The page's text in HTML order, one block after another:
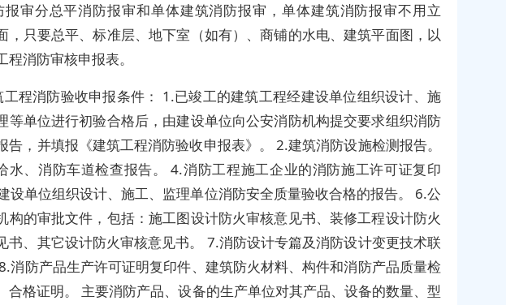
报审分总平消防报审和单体建筑消防报审，单体建筑消防报审不用立
，只要总平、标准层、地下室（如有）、商铺的水电、建筑平面图，以
程消防审核申报表。
工程消防验收申报条件： 1.已竣工的建筑工程经建设单位组织设计、施
等单位进行初验合格后，由建设单位向公安消防机构提交要求组织消防
告，并填报《建筑工程消防验收申报表》。 2.建筑消防设施检测报告。
水、消防车道检查报告。 4.消防工程施工企业的消防施工许可证复印
设单位组织设计、施工、监理单位消防安全质量验收合格的报告。 6.公
构的审批文件，包括：施工图设计防火审核意见书、装修工程设计防火
书、其它设计防火审核意见书。 7.消防设计专篇及消防设计变更技术联
消防产品生产许可证明复印件、建筑防火材料、构件和消防产品质量检
合格证明。 主要消防产品、设备的生产单位对其产品、设备的数量、型